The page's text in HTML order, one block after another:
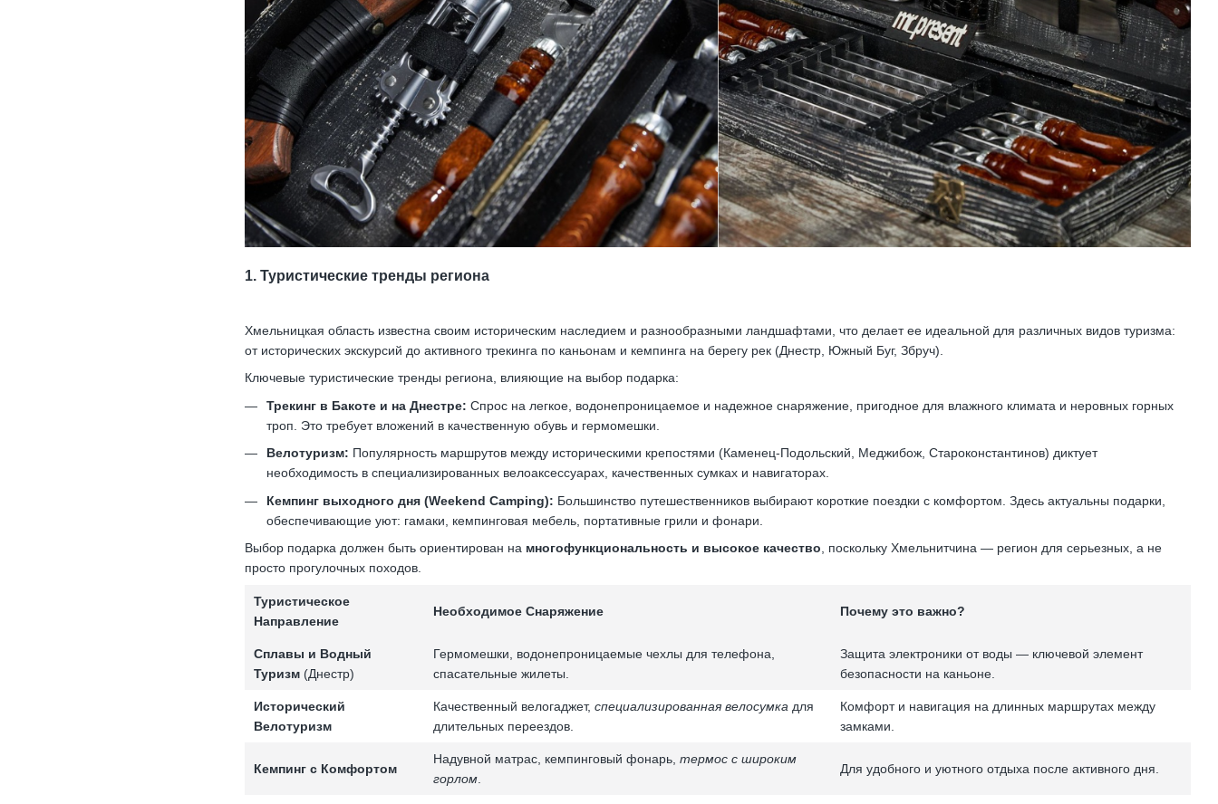
1. Туристические тренды региона
Хмельницкая область известна своим историческим наследием и разнообразными ландшафтами, что делает ее идеальной для различных видов туризма:
от исторических экскурсий до активного трекинга по каньонам и кемпинга на берегу рек (Днестр, Южный Буг, Збруч).
Ключевые туристические тренды региона, влияющие на выбор подарка:
Трекинг в Бакоте и на Днестре: Спрос на легкое, водонепроницаемое и надежное снаряжение, пригодное для влажного климата и неровных горных
троп. Это требует вложений в качественную обувь и гермомешки.
Велотуризм: Популярность маршрутов между историческими крепостями (Каменец-Подольский, Меджибож, Староконстантинов) диктует
необходимость в специализированных велоаксессуарах, качественных сумках и навигаторах.
Кемпинг выходного дня (Weekend Camping): Большинство путешественников выбирают короткие поездки с комфортом. Здесь актуальны подарки,
обеспечивающие уют: гамаки, кемпинговая мебель, портативные грили и фонари.
Выбор подарка должен быть ориентирован на многофункциональность и высокое качество , поскольку Хмельнитчина — регион для серьезных, а не
просто прогулочных походов.
Туристическое
Направление
Необходимое Снаряжение Почему это важно?
Сплавы и Водный
Туризм (Днестр)
Гермомешки, водонепроницаемые чехлы для телефона,
спасательные жилеты.
Защита электроники от воды — ключевой элемент
безопасности на каньоне.
Исторический
Велотуризм
Качественный велогаджет, специализированная велосумка для
длительных переездов.
Комфорт и навигация на длинных маршрутах между
замками.
Кемпинг с Комфортом
Надувной матрас, кемпинговый фонарь, термос с широким
горлом.
Для удобного и уютного отдыха после активного дня.